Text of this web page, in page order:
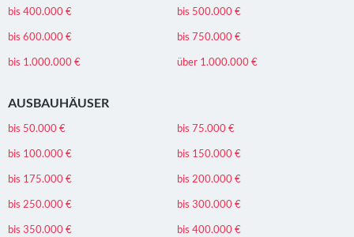
bis 400.000 €
bis 500.000 €
bis 600.000 €
bis 750.000 €
bis 1.000.000 €
über 1.000.000 €
AUSBAUHÄUSER
bis 50.000 €
bis 75.000 €
bis 100.000 €
bis 150.000 €
bis 175.000 €
bis 200.000 €
bis 250.000 €
bis 300.000 €
bis 350.000 €
bis 400.000 €